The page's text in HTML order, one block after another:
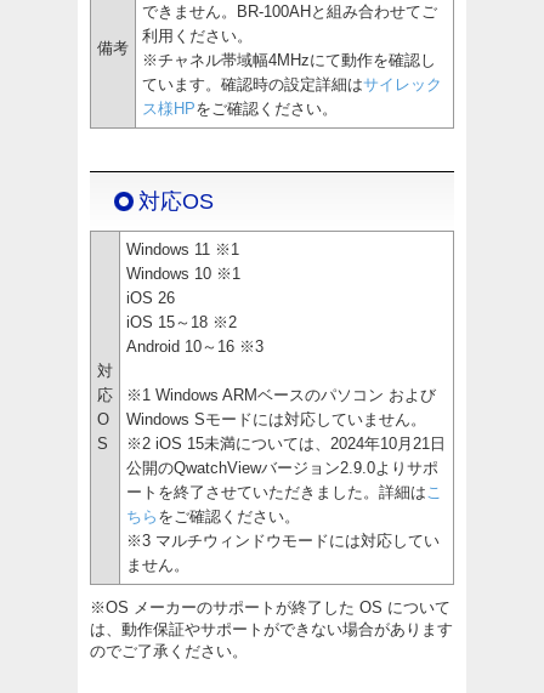
備考
できません。BR-100AHと組み合わせてご
利用ください。
※チャネル帯域幅4MHzにて動作を確認し
ています。確認時の設定詳細はサイレック
ス様HPをご確認ください。
対応OS
対
応
O
S
Windows 11 ※1
Windows 10 ※1
iOS 26
iOS 15～18 ※2
Android 10～16 ※3
※1 Windows ARMベースのパソコン および
Windows Sモードには対応していません。
※2 iOS 15未満については、2024年10月21日
公開のQwatchViewバージョン2.9.0よりサポ
ートを終了させていただきました。詳細は こ
ちら をご確認ください。
※3 マルチウィンドウモードには対応してい
ません。
※OS メーカーのサポートが終了した OS について
は、動作保証やサポートができない場合があります
のでご了承ください。